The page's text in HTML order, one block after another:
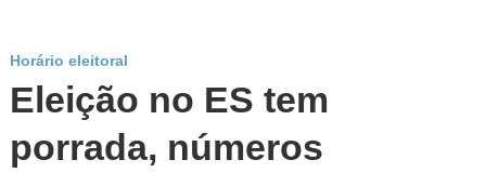
Horário eleitoral
Eleição no ES tem
porrada, números